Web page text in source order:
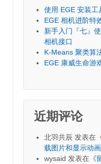
使用 EGE 安装工
EGE 相机进阶特
新手入门『七』
相机接口
K-Means 聚类算
EGE 康威生命游
近期评论
北羽共辰 发表在
载图片和显示动画
wysaid 发表在《